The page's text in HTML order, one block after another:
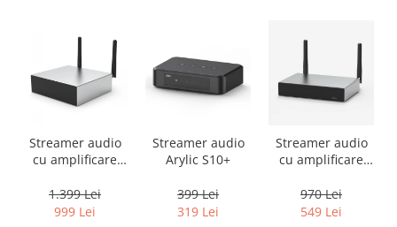
Streamer audio
cu amplificare
A50+, LAN /Wi-Fi
/Bluetooth,
1.399 Lei
999 Lei
Streamer audio
Arylic S10+
399 Lei
319 Lei
Streamer audio
cu amplificare
A30+, LAN /Wi-Fi
/Bluetooth,
970 Lei
549 Lei